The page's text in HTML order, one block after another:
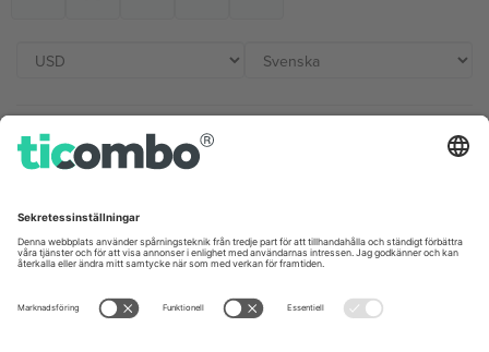
Kontor och support
Unter den Linden 24, 10117
Berlin, Germany
London, EC1V 1AW, United
Kingdom
United States
Switzerland